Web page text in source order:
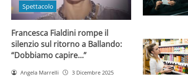
Spettacolo
Francesca Fialdini rompe il
silenzio sul ritorno a Ballando:
“Dobbiamo capire…”
Angela Marrelli 3 Dicembre 2025